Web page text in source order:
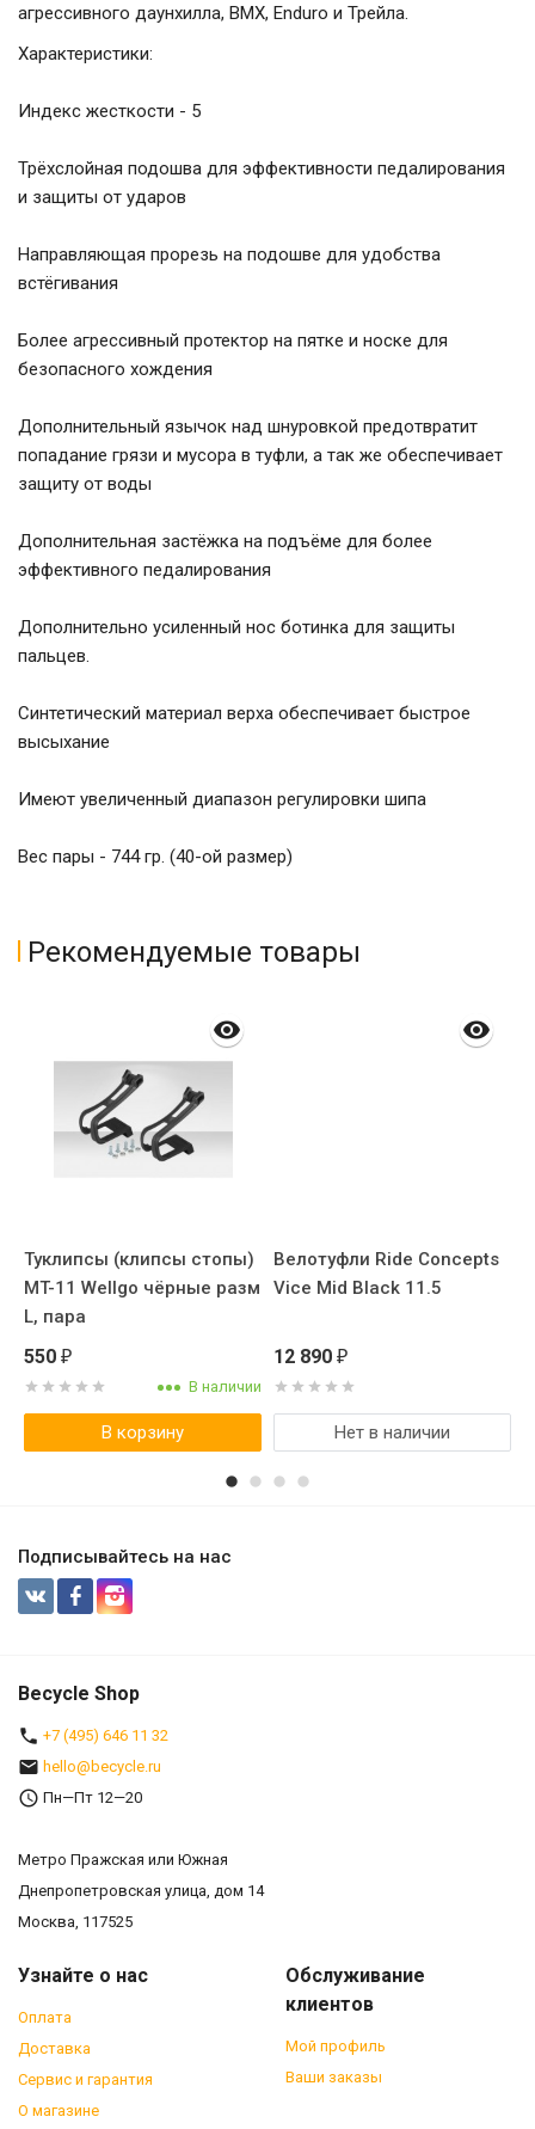
агрессивного даунхилла, BMX, Enduro и Трейла.
Характеристики:
Индекс жесткости - 5
Трёхслойная подошва для эффективности педалирования
и защиты от ударов
Направляющая прорезь на подошве для удобства
встёгивания
Более агрессивный протектор на пятке и носке для
безопасного хождения
Дополнительный язычок над шнуровкой предотвратит
попадание грязи и мусора в туфли, а так же обеспечивает
защиту от воды
Дополнительная застёжка на подъёме для более
эффективного педалирования
Дополнительно усиленный нос ботинка для защиты
пальцев.
Синтетический материал верха обеспечивает быстрое
высыхание
Имеют увеличенный диапазон регулировки шипа
Вес пары - 744 гр. (40-ой размер)
Рекомендуемые товары
Туклипсы (клипсы стопы)
MT-11 Wellgo чёрные разм
L, пара
550 ₽
В наличии
В корзину
Велотуфли Ride Concepts
Vice Mid Black 11.5
12 890 ₽
Нет в наличии
Подписывайтесь на нас
Becycle Shop
+7 (495) 646 11 32
hello@becycle.ru
Пн—Пт 12—20
Метро Пражская или Южная
Днепропетровская улица, дом 14
Москва, 117525
Узнайте о нас
Оплата
Доставка
Сервис и гарантия
О магазине
Обслуживание
клиентов
Мой профиль
Ваши заказы